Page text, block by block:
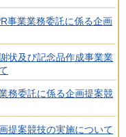
事業業務委託に係る企画
状及び記念品作成事業業
務委託に係る企画提案競
提案競技の実施について